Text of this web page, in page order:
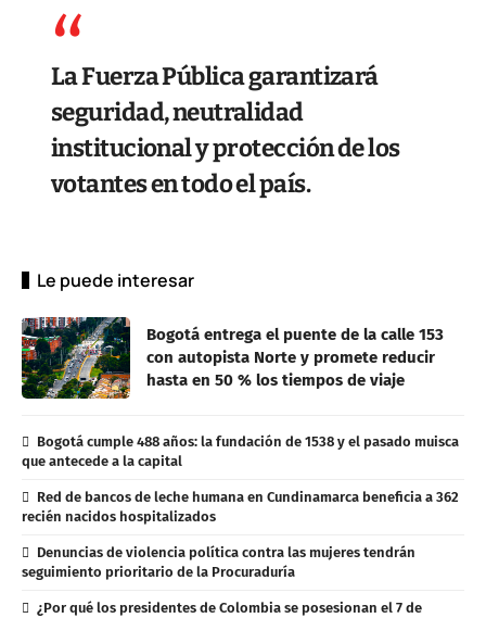
La Fuerza Pública garantizará
seguridad, neutralidad
institucional y protección de los
votantes en todo el país.
Le puede interesar
Bogotá entrega el puente de la calle 153
con autopista Norte y promete reducir
hasta en 50 % los tiempos de viaje
Bogotá cumple 488 años: la fundación de 1538 y el pasado muisca
que antecede a la capital
Red de bancos de leche humana en Cundinamarca beneficia a 362
recién nacidos hospitalizados
Denuncias de violencia política contra las mujeres tendrán
seguimiento prioritario de la Procuraduría
¿Por qué los presidentes de Colombia se posesionan el 7 de